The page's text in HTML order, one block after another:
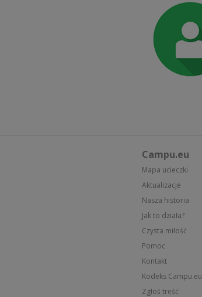
Campu.eu
Mapa ucieczki
Aktualizacje
Nasza historia
Jak to działa?
Czysta miłość
Pomoc
Kontakt
Kodeks Campu.eu
Zgłoś treść